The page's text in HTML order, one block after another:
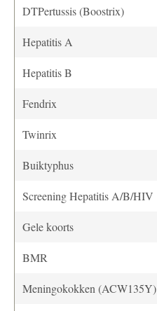
DTPertussis (Boostrix)
Hepatitis A
Hepatitis B
Fendrix
Twinrix
Buiktyphus
Screening Hepatitis A/B/HIV
Gele koorts
BMR
Meningokokken (ACW135Y)